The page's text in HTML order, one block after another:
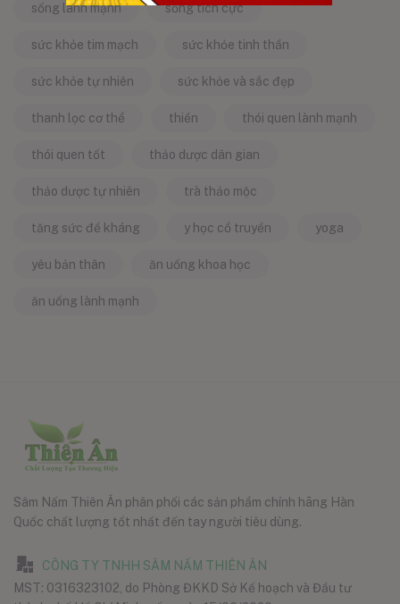
sống lành mạnh sống tích cực
sức khỏe tim mạch sức khỏe tinh thần
sức khỏe tự nhiên sức khỏe và sắc đẹp
thanh lọc cơ thể thiền thói quen lành mạnh
thói quen tốt thảo dược dân gian
thảo dược tự nhiên trà thảo mộc
tăng sức đề kháng y học cổ truyền yoga
yêu bản thân ăn uống khoa học
ăn uống lành mạnh
Sâm Nấm Thiên Ân phân phối các sản phẩm chính hãng Hàn
Quốc chất lượng tốt nhất đến tay người tiêu dùng.
CÔNG TY TNHH SÂM NẤM THIÊN ÂN
MST: 0316323102, do Phòng ĐKKD Sở Kế hoạch và Đầu tư